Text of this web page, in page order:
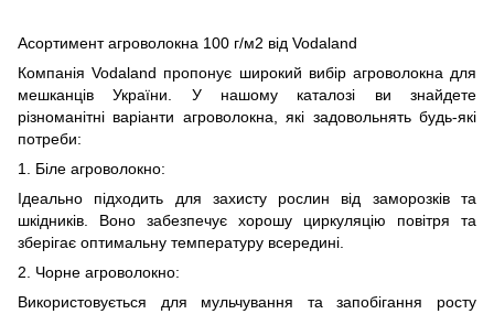
Асортимент агроволокна 100 г/м2 від Vodaland
Компанія Vodaland пропонує широкий вибір агроволокна для
мешканців України. У нашому каталозі ви знайдете
різноманітні варіанти агроволокна, які задовольнять будь-які
потреби:
1. Біле агроволокно:
Ідеально підходить для захисту рослин від заморозків та
шкідників. Воно забезпечує хорошу циркуляцію повітря та
зберігає оптимальну температуру всередині.
2. Чорне агроволокно:
Використовується для мульчування та запобігання росту